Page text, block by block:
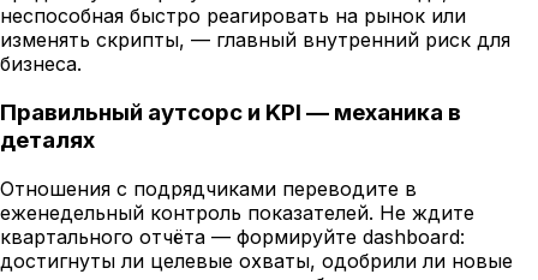
неспособная быстро реагировать на рынок или
изменять скрипты, — главный внутренний риск для
бизнеса.
Правильный аутсорс и KPI — механика в
деталях
Отношения с подрядчиками переводите в
еженедельный контроль показателей. Не ждите
квартального отчёта — формируйте dashboard:
достигнуты ли целевые охваты, одобрили ли новые